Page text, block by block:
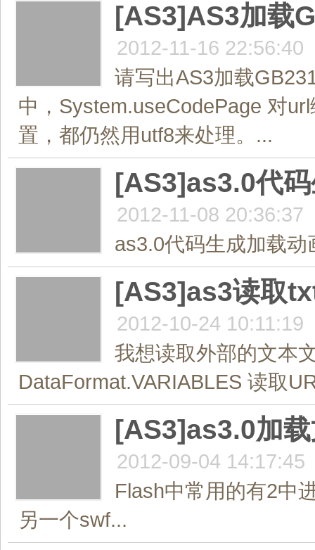
[AS3]AS3加载
2012-11-16 22:56:40
请写出AS3加载
中，System.useCodePage 对
置，都仍然用utf8来处理。...
[AS3]as3.0代
2012-11-08 20:36:37
as3.0代码生成加载
[AS3]as3读取
2012-10-24 10:11:19
我想读取外部的文本
DataFormat.VARIABLES 读取
[AS3]as3.0加
2012-09-04 14:17:45
Flash中常用的有2中
另一个swf...